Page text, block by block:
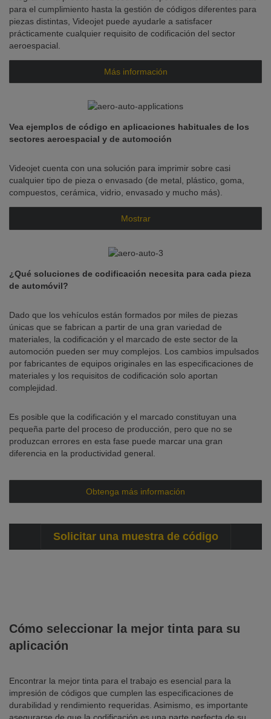
para el cumplimiento hasta la gestión de códigos diferentes para
piezas distintas, Videojet puede ayudarle a satisfacer
prácticamente cualquier requisito de codificación del sector
aeroespacial.
Más información
Vea ejemplos de código en aplicaciones habituales de los
sectores aeroespacial y de automoción
Videojet cuenta con una solución para imprimir sobre casi
cualquier tipo de pieza o envasado (de metal, plástico, goma,
compuestos, cerámica, vidrio, envasado y mucho más).
Mostrar
¿Qué soluciones de codificación necesita para cada pieza
de automóvil?
Dado que los vehículos están formados por miles de piezas
únicas que se fabrican a partir de una gran variedad de
materiales, la codificación y el marcado de este sector de la
automoción pueden ser muy complejos. Los cambios impulsados
por fabricantes de equipos originales en las especificaciones de
materiales y los requisitos de codificación solo aportan
complejidad.
Es posible que la codificación y el marcado constituyan una
pequeña parte del proceso de producción, pero que no se
produzcan errores en esta fase puede marcar una gran
diferencia en la productividad general.
Obtenga más información
Solicitar una muestra de código
Cómo seleccionar la mejor tinta para su
aplicación
Encontrar la mejor tinta para el trabajo es esencial para la
impresión de códigos que cumplen las especificaciones de
durabilidad y rendimiento requeridas. Asimismo, es importante